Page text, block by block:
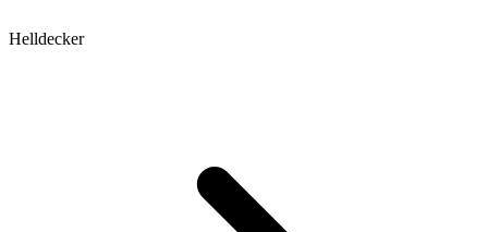
Helldecker